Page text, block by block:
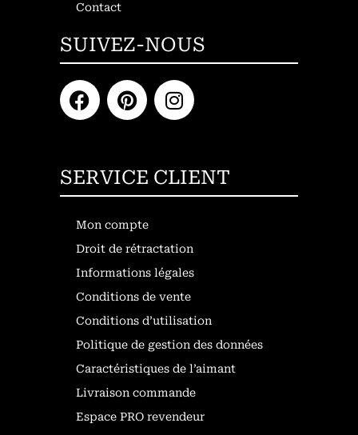
Contact
SUIVEZ-NOUS
SERVICE CLIENT
Mon compte
Droit de rétractation
Informations légales
Conditions de vente
Conditions d’utilisation
Politique de gestion des données
Caractéristiques de l’aimant
Livraison commande
Espace PRO revendeur